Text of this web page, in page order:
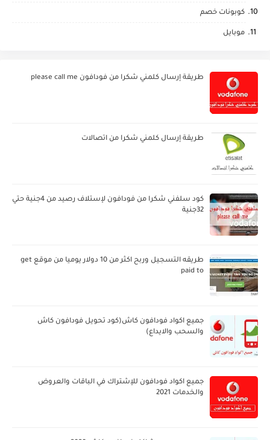
كوبونات خصم
موبايل
طريقة إرسال كلمني شكرا من فودافون please call me
طريقة إرسال كلمني شكرا من اتصالات
كود سلفني شكرا من فودافون لإستلاف رصيد من 4جنية حتي
32جنية
طريقه التسجيل وربح اكثر من 10 دولار يوميا من موقع get
paid to
جميع اكواد فودافون كاش(كود تحويل فودافون كاش
والسحب والايداع)
جميع اكواد فودافون للإشتراك في الباقات والعروض
والخدمات 2021